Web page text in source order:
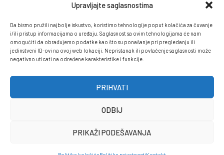
Upravljajte saglasnostima
Da bismo pružili najbolje iskustvo, koristimo tehnologije poput kolačića za čuvanje
i/ili pristup informacijama o uređaju. Saglasnost sa ovim tehnologijama će nam
omogućiti da obrađujemo podatke kao što su ponašanje pri pregledanju ili
jedinstveni ID-ovi na ovoj web lokaciji. Nepristanak ili povlačenje saglasnosti može
negativno uticati na određene karakteristike i funkcije.
PRIHVATI
ODBIJ
PRIKAŽI PODEŠAVANJA